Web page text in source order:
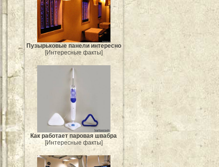
Пузырьковые панели интересно
[Интересные факты]
Как работает паровая швабра
[Интересные факты]